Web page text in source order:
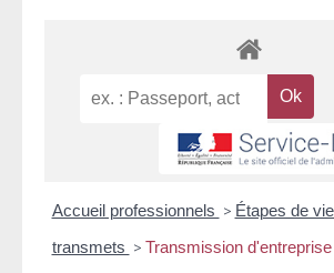
Accueil professionnels > Étapes de vie
transmets > Transmission